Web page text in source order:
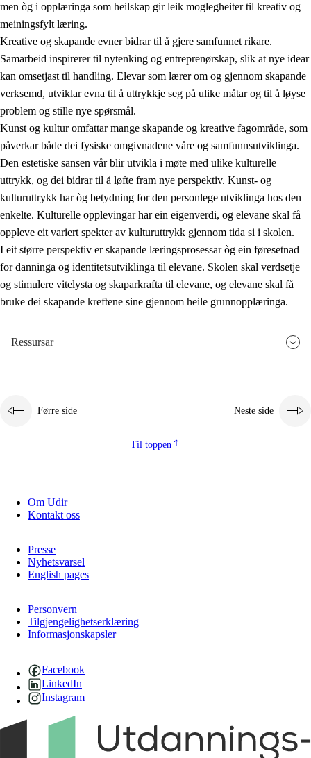
1.4 Skaparglede, engasjement og utforskartrong
1.5 Respekt for naturen og miljøbevisstheit
1.6 Demokrati og medverknad
men òg i opplæringa som heilskap gir leik moglegheiter til kreativ og
meiningsfylt læring.
Kreative og skapande evner bidrar til å gjere samfunnet rikare.
Samarbeid inspirerer til nytenking og entreprenørskap, slik at nye idear
kan omsetjast til handling. Elevar som lærer om og gjennom skapande
verksemd, utviklar evna til å uttrykkje seg på ulike måtar og til å løyse
problem og stille nye spørsmål.
Kunst og kultur omfattar mange skapande og kreative fagområde, som
påverkar både dei fysiske omgivnadene våre og samfunnsutviklinga.
Den estetiske sansen vår blir utvikla i møte med ulike kulturelle
uttrykk, og dei bidrar til å løfte fram nye perspektiv. Kunst- og
kulturuttrykk har òg betydning for den personlege utviklinga hos den
enkelte. Kulturelle opplevingar har ein eigenverdi, og elevane skal få
oppleve eit variert spekter av kulturuttrykk gjennom tida si i skolen.
I eit større perspektiv er skapande læringsprosessar òg ein føresetnad
for danninga og identitetsutviklinga til elevane. Skolen skal verdsetje
og stimulere vitelysta og skaparkrafta til elevane, og elevane skal få
bruke dei skapande kreftene sine gjennom heile grunnopplæringa.
Ressursar
Førre side Neste side
Til toppen
Om Udir
Kontakt oss
Presse
Nyhetsvarsel
English pages
Personvern
Tilgjengelighetserklæring
Informasjonskapsler
Facebook
LinkedIn
Instagram